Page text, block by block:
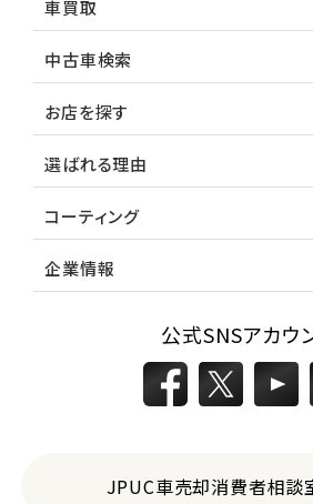
車買取
中古車検索
お店を探す
選ばれる理由
コーティング
企業情報
公式SNSアカウ
JPUC車売却消費者相談